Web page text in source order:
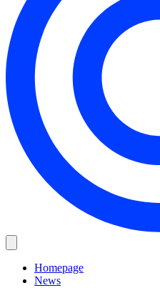
Homepage
News